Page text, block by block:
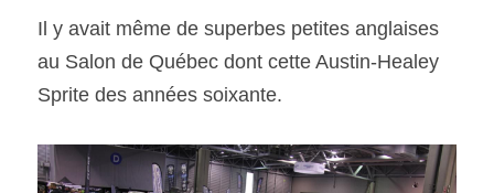
Il y avait même de superbes petites anglaises
au Salon de Québec dont cette Austin-Healey
Sprite des années soixante.